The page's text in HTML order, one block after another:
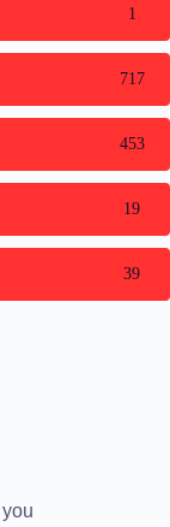
1
717
453
19
39